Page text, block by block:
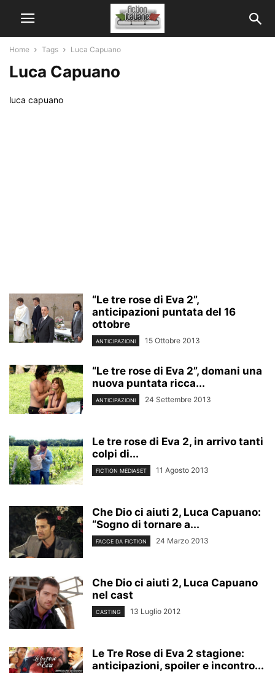
Home Tags Luca Capuano
Luca Capuano
luca capuano
“Le tre rose di Eva 2”,
anticipazioni puntata del 16
ottobre
ANTICIPAZIONI 15 Ottobre 2013
“Le tre rose di Eva 2”, domani una
nuova puntata ricca...
ANTICIPAZIONI 24 Settembre 2013
Le tre rose di Eva 2, in arrivo tanti
colpi di...
FICTION MEDIASET 11 Agosto 2013
Che Dio ci aiuti 2, Luca Capuano:
“Sogno di tornare a...
FACCE DA FICTION 24 Marzo 2013
Che Dio ci aiuti 2, Luca Capuano
nel cast
CASTING 13 Luglio 2012
Le Tre Rose di Eva 2 stagione:
anticipazioni, spoiler e incontro...